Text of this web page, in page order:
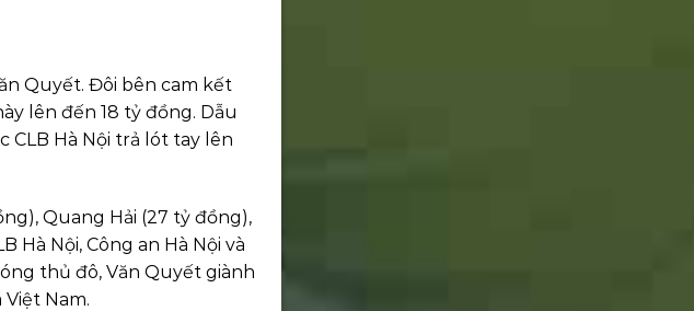
Quyết. Đôi bên cam kết
lên đến 18 tỷ đồng. Dẫu
Hà Nội trả lót tay lên
Quang Hải (27 tỷ đồng),
Nội, Công an Hà Nội và
thủ đô, Văn Quyết giành
Nam.